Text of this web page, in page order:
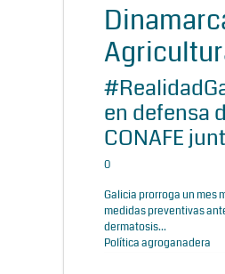
en defensa
CONAFE
0
Galicia prorroga un mes
medidas preventivas
dermatosis...
Política agroganadera